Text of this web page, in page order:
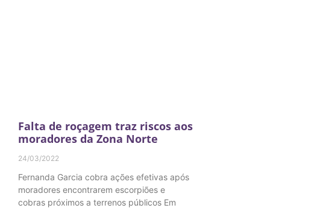
Falta de roçagem traz riscos aos
moradores da Zona Norte
24/03/2022
Fernanda Garcia cobra ações efetivas após
moradores encontrarem escorpiões e
cobras próximos a terrenos públicos Em